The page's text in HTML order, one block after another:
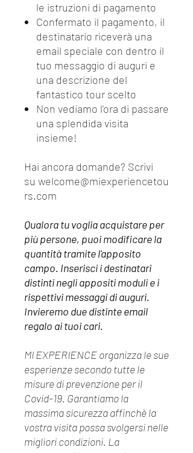
le istruzioni di pagamento
Confermato il pagamento, il
destinatario riceverà una
email speciale con dentro il
tuo messaggio di auguri e
una descrizione del
fantastico tour scelto
Non vediamo l'ora di passare
una splendida visita
insieme!
Hai ancora domande? Scrivi
su welcome@miexperiencetou
rs.com
Qualora tu voglia acquistare per
più persone, puoi modificare la
quantità tramite l'apposito
campo. Inserisci i destinatari
distinti negli appositi moduli e i
rispettivi messaggi di auguri.
Invieremo due distinte email
regalo ai tuoi cari.
MI EXPERIENCE organizza le sue
esperienze secondo tutte le
misure di prevenzione per il
Covid-19. Garantiamo la
massima sicurezza affinchè la
vostra visita possa svolgersi nelle
migliori condizioni. La